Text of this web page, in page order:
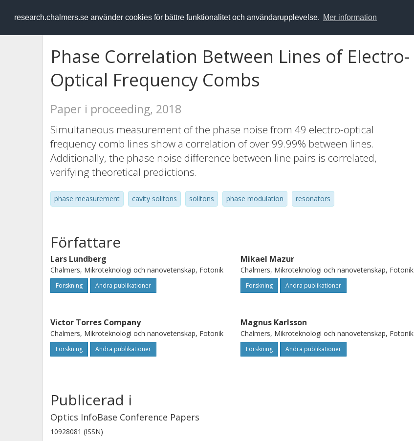
research.chalmers.se använder cookies för bättre funktionalitet och användarupplevelse. Mer information
RESEARCH.chalmers.se
Phase Correlation Between Lines of Electro-
Optical Frequency Combs
Paper i proceeding, 2018
Simultaneous measurement of the phase noise from 49 electro-optical
frequency comb lines show a correlation of over 99.99% between lines.
Additionally, the phase noise difference between line pairs is correlated,
verifying theoretical predictions.
phase measurement cavity solitons solitons phase modulation resonators
Författare
Lars Lundberg
Chalmers, Mikroteknologi och nanovetenskap, Fotonik
Forskning Andra publikationer
Mikael Mazur
Chalmers, Mikroteknologi och nanovetenskap, Fotonik
Forskning Andra publikationer
Victor Torres Company
Chalmers, Mikroteknologi och nanovetenskap, Fotonik
Forskning Andra publikationer
Magnus Karlsson
Chalmers, Mikroteknologi och nanovetenskap, Fotonik
Forskning Andra publikationer
Publicerad i
Optics InfoBase Conference Papers
10928081 (ISSN)